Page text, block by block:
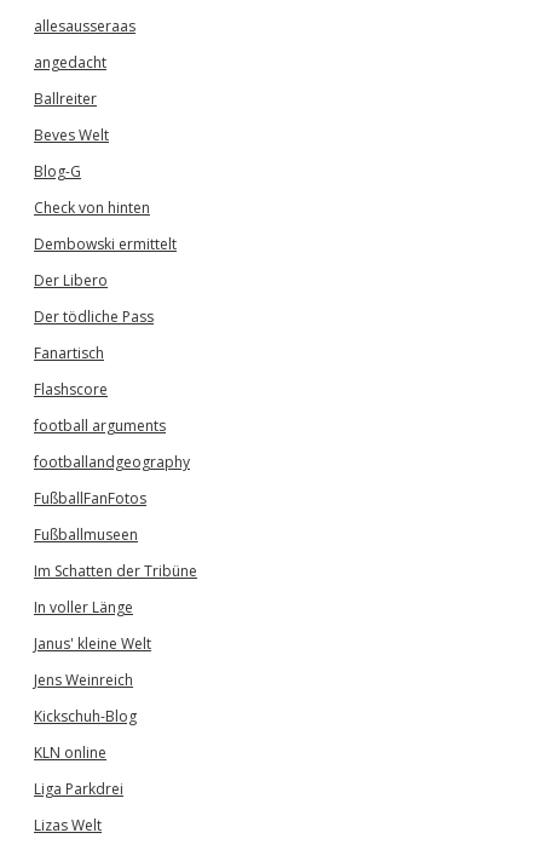
allesausseraas
angedacht
Ballreiter
Beves Welt
Blog-G
Check von hinten
Dembowski ermittelt
Der Libero
Der tödliche Pass
Fanartisch
Flashscore
football arguments
footballandgeography
FußballFanFotos
Fußballmuseen
Im Schatten der Tribüne
In voller Länge
Janus' kleine Welt
Jens Weinreich
Kickschuh-Blog
KLN online
Liga Parkdrei
Lizas Welt